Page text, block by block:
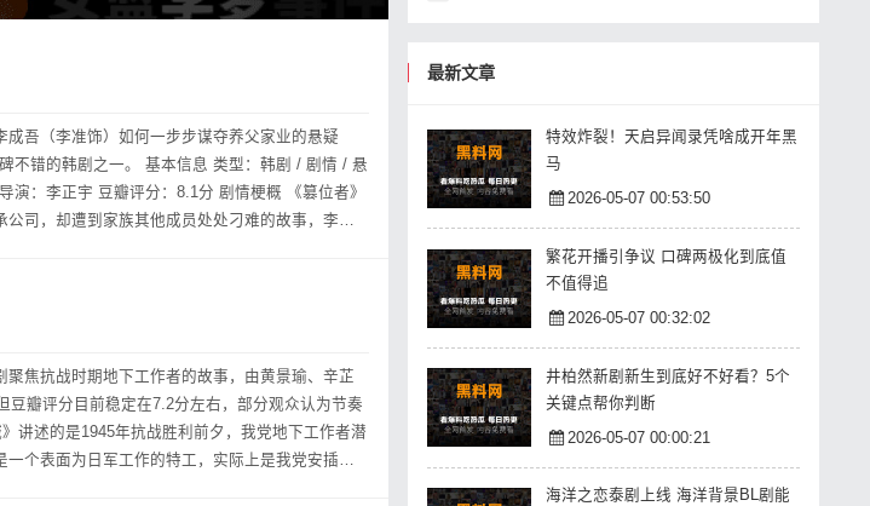
成吾（李准饰）如何一步步谋夺养父家业的悬疑
信息 类型：韩剧 / 剧情 / 悬
瓣评分：8.1分 剧情梗概 《篡位者》
司，却遭到家族其他成员处处刁难的故事，李成
焦抗战时期地下工作者的故事，由黄景瑜、辛芷
豆瓣评分目前稳定在7.2分左右，部分观众认为节奏
讲述的是1945年抗战胜利前夕，我党地下工作者潜
个表面为日军工作的特工，实际上是我党安插的
最新文章
特效炸裂！天启异闻录凭啥成开年黑
马
2026-05-07 00:53:50
繁花开播引争议 口碑两极化到底值
不值得追
2026-05-07 00:32:02
井柏然新剧新生到底好不好看？5个
关键点帮你判断
2026-05-07 00:00:21
海洋之恋泰剧上线 海洋背景BL剧能